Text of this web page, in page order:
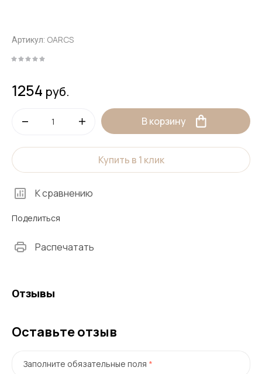
Артикул: OARCS
1254 руб.
В корзину
Купить в 1 клик
К сравнению
Поделиться
Распечатать
Отзывы
Оставьте отзыв
Заполните обязательные поля *